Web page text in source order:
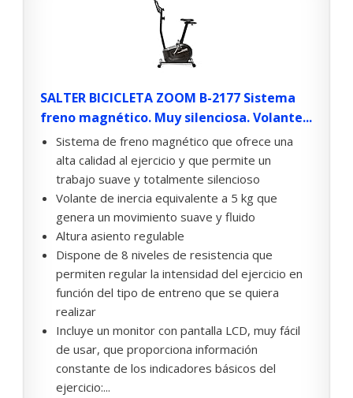
SALTER BICICLETA ZOOM B-2177 Sistema
freno magnético. Muy silenciosa. Volante...
Sistema de freno magnético que ofrece una
alta calidad al ejercicio y que permite un
trabajo suave y totalmente silencioso
Volante de inercia equivalente a 5 kg que
genera un movimiento suave y fluido
Altura asiento regulable
Dispone de 8 niveles de resistencia que
permiten regular la intensidad del ejercicio en
función del tipo de entreno que se quiera
realizar
Incluye un monitor con pantalla LCD, muy fácil
de usar, que proporciona información
constante de los indicadores básicos del
ejercicio:...